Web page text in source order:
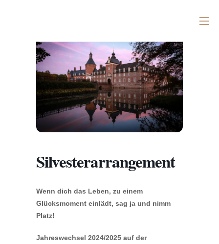
Silvesterarrangement
Wenn dich das Leben, zu einem
Glücksmoment einlädt, sag ja und nimm
Platz!
Jahreswechsel 2024/2025 auf der